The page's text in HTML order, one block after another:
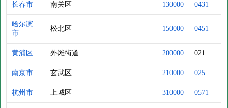
长春市 南关区 130000 0431
哈尔滨
市
松北区 150000 0451
黄浦区 外滩街道 200000 021
南京市 玄武区 210000 025
杭州市 上城区 310000 0571